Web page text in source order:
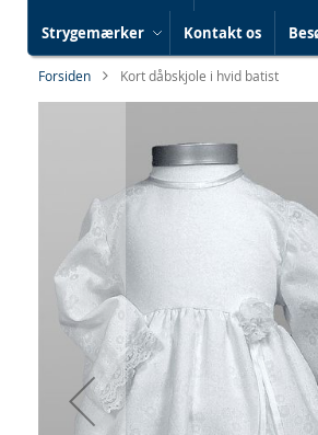
Strygemærker Kontakt os
Forsiden Kort dåbskjole i hvid batist
billedgalleriet